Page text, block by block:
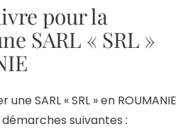
pour la
SARL « SRL »
SARL « SRL » en ROUMANIE
suivantes :